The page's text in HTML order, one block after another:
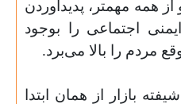
همه مهمتر، پدیدآوردن
اجتماعی را بوجود
مردم را بالا می‌برد.
بازار از همان ابتدا